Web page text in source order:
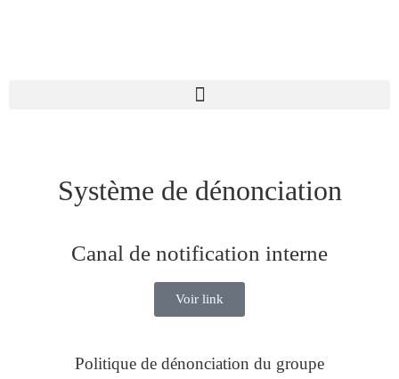
Système de dénonciation
Canal de notification interne
Voir link
Politique de dénonciation du groupe